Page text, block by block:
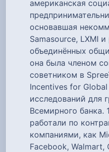
американская
основавшая
Samasource, LXMI
объединённых
она была членом
советником в
Incentives for
исследований для
Всемирного банка.
работали по
компаниями, как
Facebook, Walmart,